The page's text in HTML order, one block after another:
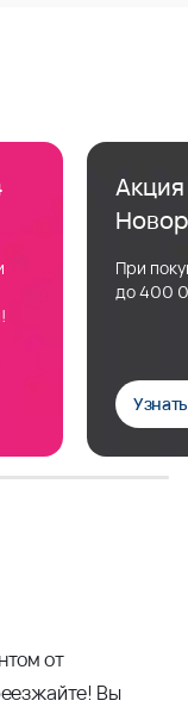
При
до 400
от
Вы